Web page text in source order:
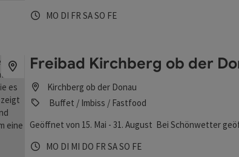
Öffnungszeiten
MO Montag geöffnet
DI Dienstag geöffnet
FR Freitag geöffnet
SASamstag geöffnet
SO Sonntag geöffnet
FEFeiertag geöffnet
der Donau
Freibad Kirchberg ob der
Kirchberg ob der Donau
Buffet / Imbiss / Fastfood
Geöffnet von 15. Mai - 31. August Bei Schönwetter
Öffnungszeiten
MO Montag geöffnet
DI Dienstag geöffnet
MI Mittwoch geöffnet
DO Donnerstag geöffnet
FR Freitag geöffnet
SASamstag geöffnet
SO Sonntag geöffnet
FEFeiertag geöffnet